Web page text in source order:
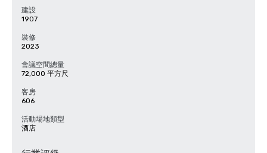
建設
1907
裝修
2023
會議空間總量
72,000 平方尺
客房
606
活動場地類型
酒店